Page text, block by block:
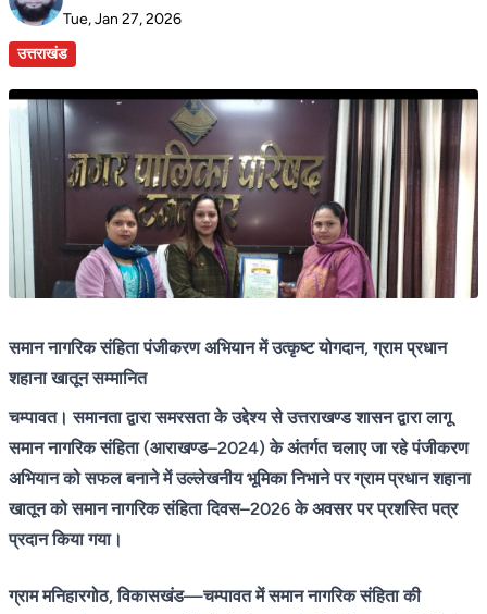
Tue, Jan 27, 2026
उत्तराखंड
समान नागरिक संहिता पंजीकरण अभियान में उत्कृष्ट योगदान, ग्राम प्रधान
शहाना खातून सम्मानित
चम्पावत। समानता द्वारा समरसता के उद्देश्य से उत्तराखण्ड शासन द्वारा लागू
समान नागरिक संहिता (आराखण्ड–2024) के अंतर्गत चलाए जा रहे पंजीकरण
अभियान को सफल बनाने में उल्लेखनीय भूमिका निभाने पर ग्राम प्रधान शहाना
खातून को समान नागरिक संहिता दिवस–2026 के अवसर पर प्रशस्ति पत्र
प्रदान किया गया।
ग्राम मनिहारगोठ, विकासखंड—चम्पावत में समान नागरिक संहिता की